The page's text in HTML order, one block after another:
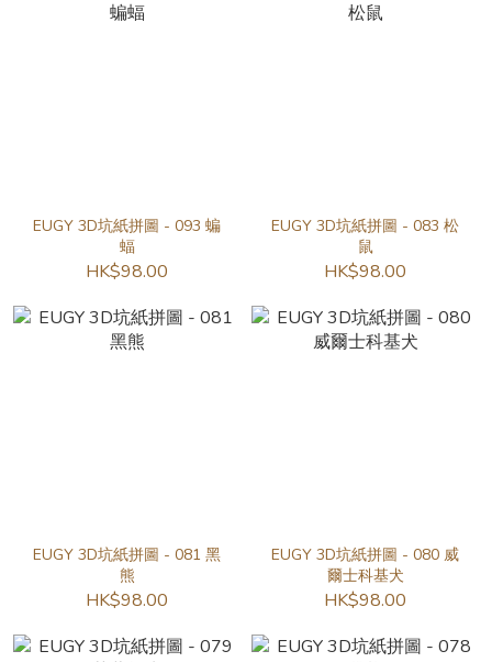
EUGY 3D坑紙拼圖 - 093 蝙
蝠
HK$98.00
EUGY 3D坑紙拼圖 - 083 松
鼠
HK$98.00
EUGY 3D坑紙拼圖 - 081 黑
熊
HK$98.00
EUGY 3D坑紙拼圖 - 080 威
爾士科基犬
HK$98.00